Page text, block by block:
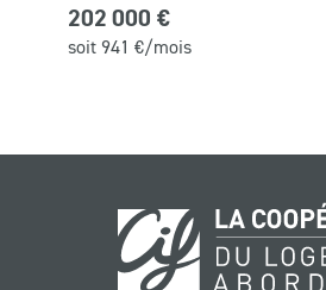
202 000 €
soit 941 €/mois